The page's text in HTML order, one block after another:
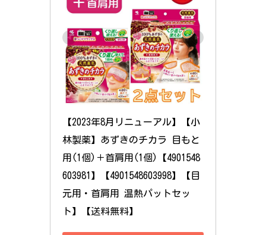
【2023年8月リニューアル】【小
林製薬】あずきのチカラ 目もと
用(1個)＋首肩用(1個)【4901548
603981】【4901548603998】【目
元用・首肩用 温熱パットセッ
ト】【送料無料】